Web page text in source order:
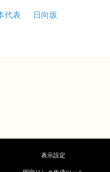
代表
日向坂
表示設定